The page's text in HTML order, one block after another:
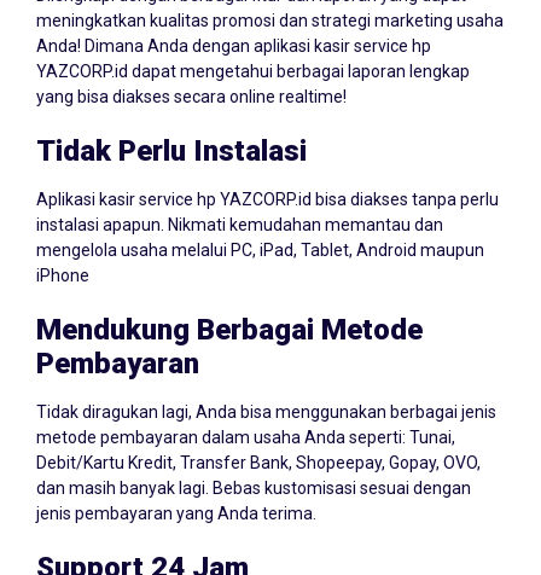
Anda! Dimana Anda dengan aplikasi kasir service hp
YAZCORP.id dapat mengetahui berbagai laporan lengkap
yang bisa diakses secara online realtime!
Tidak Perlu Instalasi
instalasi apapun. Nikmati kemudahan memantau dan
mengelola usaha melalui PC, iPad, Tablet, Android maupun
iPhone
Mendukung Berbagai Metode
Pembayaran
metode pembayaran dalam usaha Anda seperti: Tunai,
Debit/Kartu Kredit, Transfer Bank, Shopeepay, Gopay, OVO,
dan masih banyak lagi. Bebas kustomisasi sesuai dengan
jenis pembayaran yang Anda terima.
Support 24 Jam